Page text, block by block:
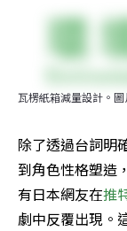
瓦楞紙箱減量設計。圖
除了透過台詞明
到角色性格塑造
有日本網友在推
劇中反覆出現。